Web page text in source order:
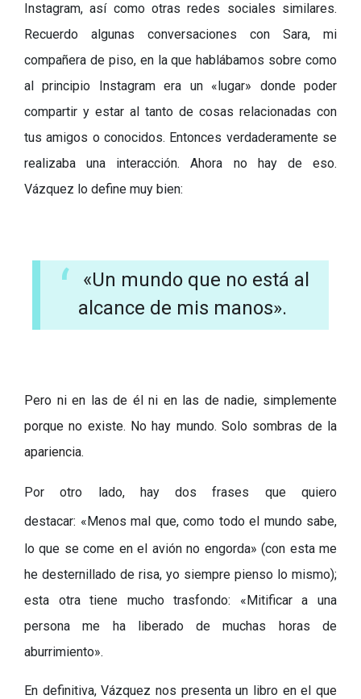
Instagram, así como otras redes sociales similares.
Recuerdo algunas conversaciones con Sara, mi
compañera de piso, en la que hablábamos sobre como
al principio Instagram era un «lugar» donde poder
compartir y estar al tanto de cosas relacionadas con
tus amigos o conocidos. Entonces verdaderamente se
realizaba una interacción. Ahora no hay de eso.
Vázquez lo define muy bien:
«Un mundo que no está al
alcance de mis manos».
Pero ni en las de él ni en las de nadie, simplemente
porque no existe. No hay mundo. Solo sombras de la
apariencia.
Por otro lado, hay dos frases que quiero
destacar: «Menos mal que, como todo el mundo sabe,
lo que se come en el avión no engorda» (con esta me
he desternillado de risa, yo siempre pienso lo mismo);
esta otra tiene mucho trasfondo: «Mitificar a una
persona me ha liberado de muchas horas de
aburrimiento».
En definitiva, Vázquez nos presenta un libro en el que